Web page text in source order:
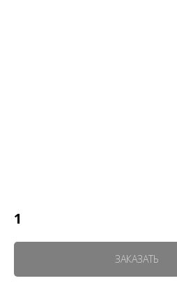
1
ЗАКАЗАТЬ